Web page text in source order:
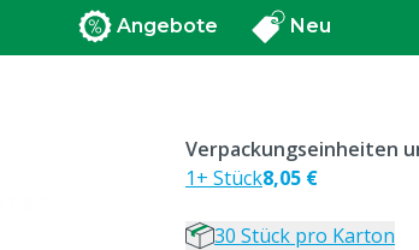
Angebote Neu
Verpackungseinheiten
1+ Stück8,05 €
30 Stück pro Karton